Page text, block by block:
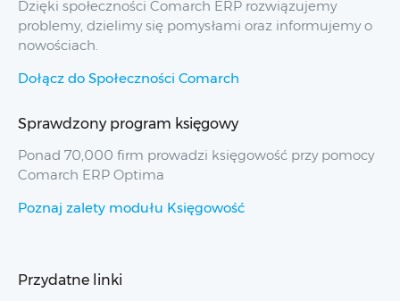
Dzięki społeczności Comarch ERP rozwiązujemy
problemy, dzielimy się pomysłami oraz informujemy o
nowościach.
Dołącz do Społeczności Comarch
Sprawdzony program księgowy
Ponad 70,000 firm prowadzi księgowość przy pomocy
Comarch ERP Optima
Poznaj zalety modułu Księgowość
Przydatne linki